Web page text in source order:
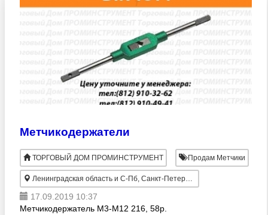
Метчикодержатели
ТОРГОВЫЙ ДОМ ПРОМИНСТРУМЕНТ Продам Метчики
Ленинградская область и С-Пб, Санкт-Петербург
17.09.2019 10:37
Метчикодержатель М3-М12 216, 58р.